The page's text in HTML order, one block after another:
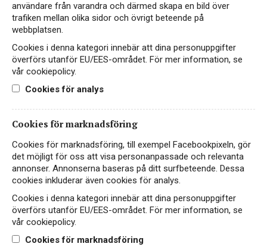
259 kr LÄS MER
Instagram
Facebook
användare från varandra och därmed skapa en bild över
trafiken mellan olika sidor och övrigt beteende på
webbplatsen.
Cookies i denna kategori innebär att dina personuppgifter
överförs utanför EU/EES-området. För mer information, se
vår cookiepolicy.
Cookies för analys
Cookies för marknadsföring
Cookies för marknadsföring, till exempel Facebookpixeln, gör
det möjligt för oss att visa personanpassade och relevanta
annonser. Annonserna baseras på ditt surfbeteende. Dessa
cookies inkluderar även cookies för analys.
Cookies i denna kategori innebär att dina personuppgifter
överförs utanför EU/EES-området. För mer information, se
vår cookiepolicy.
Cookies för marknadsföring